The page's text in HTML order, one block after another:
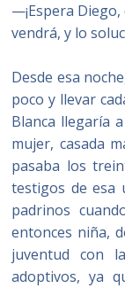
—¡Espera
vendrá, y lo
Desde esa
poco y llevar
Blanca llegaría
mujer, casada
pasaba los
testigos de esa
padrinos
entonces niña,
juventud con
adoptivos, ya